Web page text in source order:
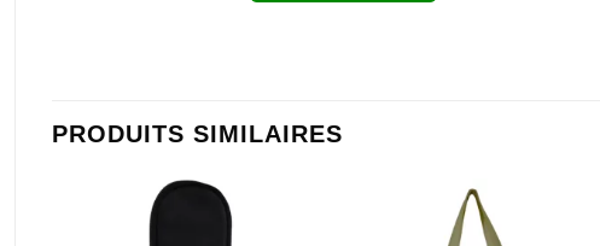
PRODUITS SIMILAIRES